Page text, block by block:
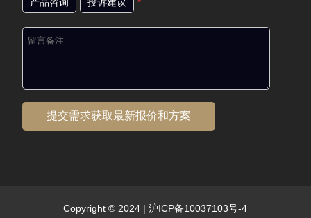
Copyright © 2024 | 沪ICP备10037103号-4